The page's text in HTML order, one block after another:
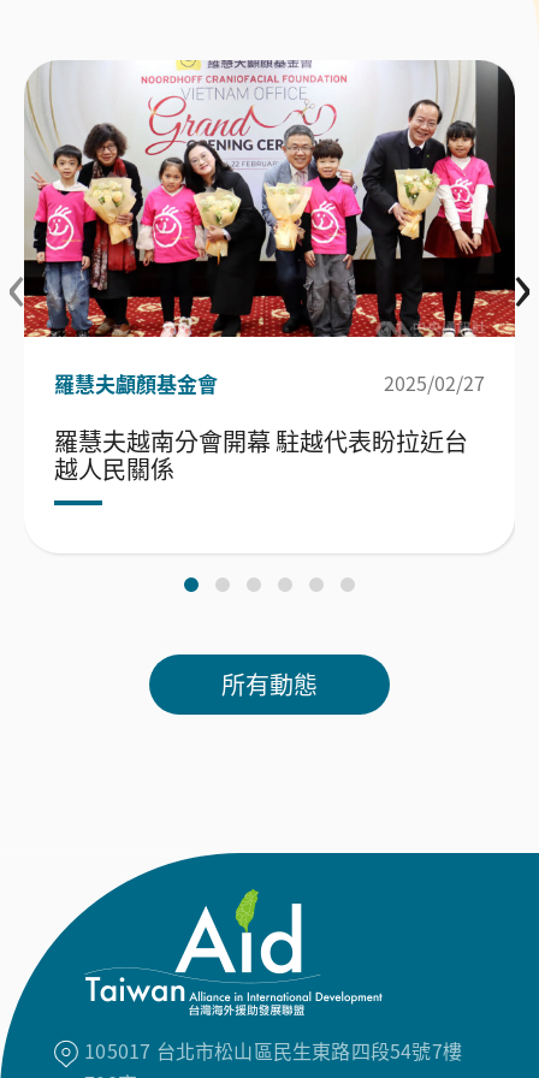
羅慧夫顱顏基金會 2025/02/27
羅慧夫越南分會開幕 駐越代表盼拉近台
越人民關係
‹ ›
105017 台北市松山區民生東路四段54號7樓